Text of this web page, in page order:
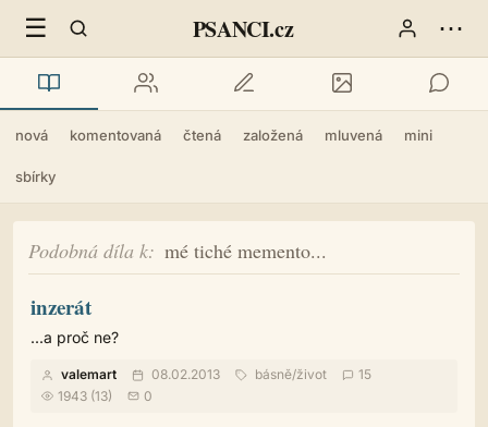
☰ PSANCI.cz ⋯
nová komentovaná čtená založená mluvená mini
sbírky
Podobná díla k mé tiché memento...
inzerát
...a proč ne?
valemart 08.02.2013 básně/život
15
1943 (13)
0